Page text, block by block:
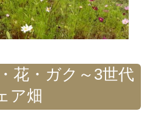
・ガク～3世代
ア畑